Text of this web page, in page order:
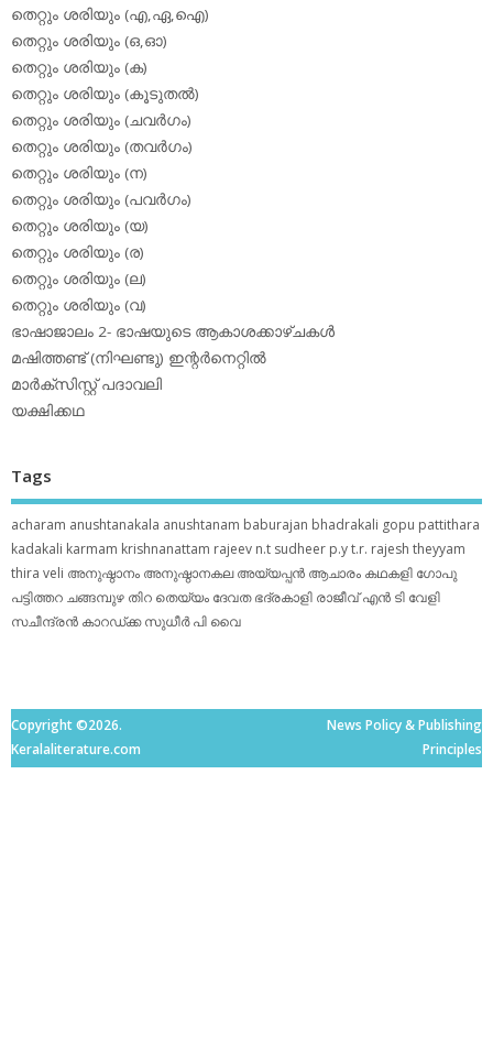
തെറ്റും ശരിയും (എ,ഏ,ഐ)
തെറ്റും ശരിയും (ഒ,ഓ)
തെറ്റും ശരിയും (ക)
തെറ്റും ശരിയും (കൂടുതല്‍)
തെറ്റും ശരിയും (ചവര്‍ഗം)
തെറ്റും ശരിയും (തവര്‍ഗം)
തെറ്റും ശരിയും (ന)
തെറ്റും ശരിയും (പവര്‍ഗം)
തെറ്റും ശരിയും (യ)
തെറ്റും ശരിയും (ര)
തെറ്റും ശരിയും (ല)
തെറ്റും ശരിയും (വ)
ഭാഷാജാലം 2- ഭാഷയുടെ ആകാശക്കാഴ്ചകള്‍
മഷിത്തണ്ട് (നിഘണ്ടു) ഇന്റര്‍നെറ്റില്‍
മാര്‍ക്‌സിസ്റ്റ് പദാവലി
യക്ഷിക്കഥ
Tags
acharam anushtanakala anushtanam baburajan bhadrakali gopu pattithara
kadakali karmam krishnanattam rajeev n.t sudheer p.yt.r. rajesh theyyam
thira veli അനുഷ്ഠാനം അനുഷ്ഠാനകല അയ്യപ്പന്‍ ആചാരം കഥകളി ഗോപു
പട്ടിത്തറ ചങ്ങമ്പുഴ തിറ തെയ്യം ദേവത ഭദ്രകാളി രാജീവ് എൻ ടി വേളി
സചീന്ദ്രന്‍ കാറഡ്ക്ക സുധീര്‍ പി വൈ
Copyright ©2026.
Keralaliterature.com
News Policy & Publishing
Principles